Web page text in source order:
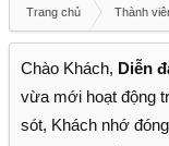
Trang chủ Thành
Chào Khách, Diễn
vừa mới hoạt động
sót, Khách nhớ